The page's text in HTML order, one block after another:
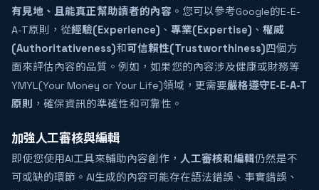
有見地、且能真正幫助讀者的內容 。您可以參考Google的E-E-
A-T原則，從經驗(Experience) 、 專業(Expertise) 、 權威
(Authoritativeness)和可信賴性(Trustworthiness)四個方
面來評估內容的品質。例如，如果您的內容涉及健康或財務等
YMYL(Your Money or Your Life)領域，更需要嚴格遵守E-E-A-T
原則 ，確保資訊的準確性和可靠性。
加強人工審核與編輯
即使您使用AI工具來輔助內容創作， 人工審核和編輯仍然是不
可或缺的環節。AI生成的內容可能存在語法錯誤、事實錯誤、